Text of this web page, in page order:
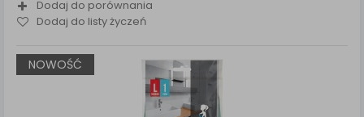
Dodaj do porównania
Dodaj do listy życzeń
NOWOŚĆ